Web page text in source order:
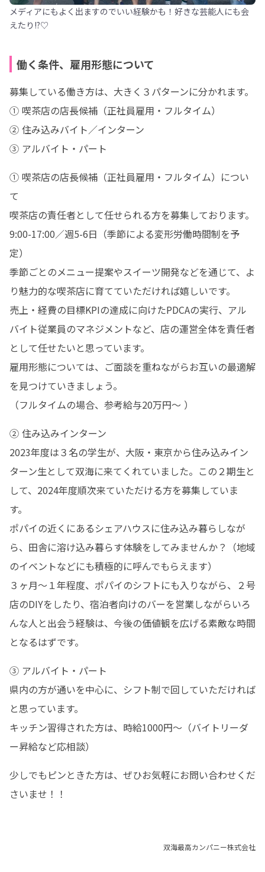
メディアにもよく出ますのでいい経験かも！好きな芸能人にも会
えたり!?♡
働く条件、雇用形態について
募集している働き方は、大きく３パターンに分かれます。
① 喫茶店の店長候補（正社員雇用・フルタイム）
② 住み込みバイト／インターン
③ アルバイト・パート
① 喫茶店の店長候補（正社員雇用・フルタイム）につい
て
喫茶店の責任者として任せられる方を募集しております。
9:00-17:00／週5-6日（季節による変形労働時間制を予
定）
季節ごとのメニュー提案やスイーツ開発などを通じて、よ
り魅力的な喫茶店に育てていただければ嬉しいです。
売上・経費の目標KPIの達成に向けたPDCAの実行、アル
バイト従業員のマネジメントなど、店の運営全体を責任者
として任せたいと思っています。
雇用形態については、ご面談を重ねながらお互いの最適解
を見つけていきましょう。
（フルタイムの場合、参考給与20万円〜 ）
② 住み込みインターン
2023年度は３名の学生が、大阪・東京から住み込みイン
ターン生として双海に来てくれていました。この２期生と
して、2024年度順次来ていただける方を募集していま
す。
ポパイの近くにあるシェアハウスに住み込み暮らしなが
ら、田舎に溶け込み暮らす体験をしてみませんか？（地域
のイベントなどにも積極的に呼んでもらえます）
３ヶ月〜１年程度、ポパイのシフトにも入りながら、２号
店のDIYをしたり、宿泊者向けのバーを営業しながらいろ
んな人と出会う経験は、今後の価値観を広げる素敵な時間
となるはずです。
③ アルバイト・パート
県内の方が通いを中心に、シフト制で回していただければ
と思っています。
キッチン習得された方は、時給1000円〜（バイトリーダ
ー昇給など応相談）
少しでもピンときた方は、ぜひお気軽にお問い合わせくだ
さいませ！！
双海最高カンパニー株式会社